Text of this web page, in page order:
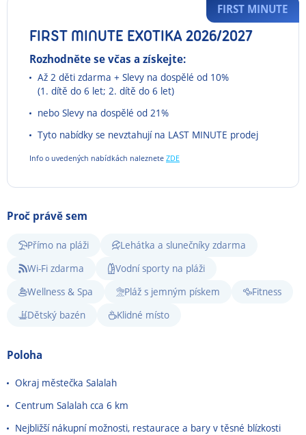
FIRST MINUTE EXOTIKA 2026/2027
Rozhodněte se včas a získejte:
Až 2 děti zdarma + Slevy na dospělé od 10%
(1. dítě do 6 let; 2. dítě do 6 let)
nebo Slevy na dospělé od 21%
Tyto nabídky se nevztahují na LAST MINUTE prodej
Info o uvedených nabídkách naleznete ZDE
FIRST MINUTE
Proč právě sem
Přímo na pláži
Lehátka a slunečníky zdarma
Wi-Fi zdarma
Vodní sporty na pláži
Wellness & Spa
Pláž s jemným pískem
Fitness
Dětský bazén
Klidné místo
Poloha
Okraj městečka Salalah
Centrum Salalah cca 6 km
Nejbližší nákupní možnosti, restaurace a bary v těsné blízkosti